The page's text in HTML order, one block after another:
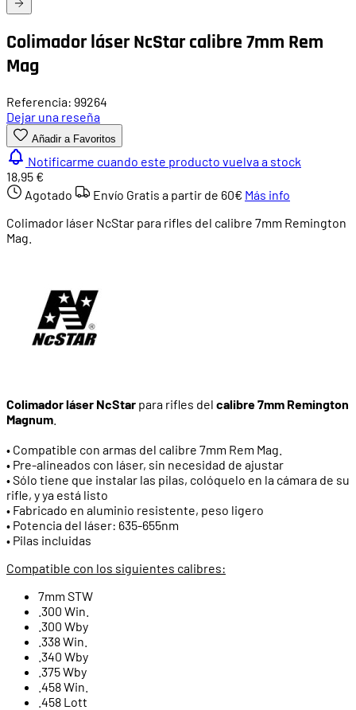
Colimador láser NcStar calibre 7mm Rem
Mag
Referencia: 99264
Dejar una reseña
Añadir a Favoritos
Notificarme cuando este producto vuelva a stock
18,95 €
Agotado
Envío Gratis a partir de 60€ Más info
Colimador láser NcStar para rifles del calibre 7mm Remington
Mag.
Colimador láser NcStar para rifles del calibre 7mm Remington
Magnum
• Compatible con armas del calibre 7mm Rem Mag.
• Pre-alineados con láser, sin necesidad de ajustar
• Sólo tiene que instalar las pilas, colóquelo en la cámara de su
rifle, y ya está listo
• Fabricado en aluminio resistente, peso ligero
• Potencia del láser: 635-655nm
• Pilas incluidas
Compatible con los siguientes calibres:
7mm STW
.300 Win.
.300 Wby
.338 Win.
.340 Wby
.375 Wby
.458 Win.
.458 Lott